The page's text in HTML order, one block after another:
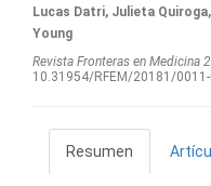
Lucas Datri, Julieta
Young
Revista Fronteras en Medicina
10.31954/RFEM/20181/
Resumen